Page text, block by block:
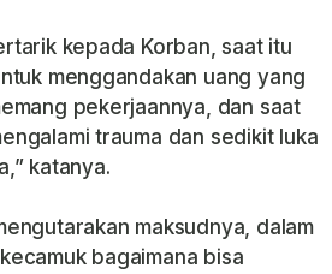
kepada Korban, saat itu
menggandakan uang yang
pekerjaannya, dan saat
trauma dan sedikit luka
katanya.
maksudnya, dalam
bagaimana bisa